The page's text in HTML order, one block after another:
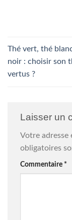
Thé vert, thé
noir : choisir son
vertus ?
Laisser un
Votre adresse
obligatoires
Commentaire *